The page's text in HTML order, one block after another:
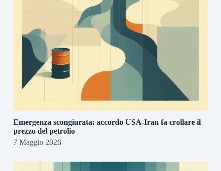
Emergenza scongiurata: accordo USA-Iran fa crollare il
prezzo del petrolio
7 Maggio 2026